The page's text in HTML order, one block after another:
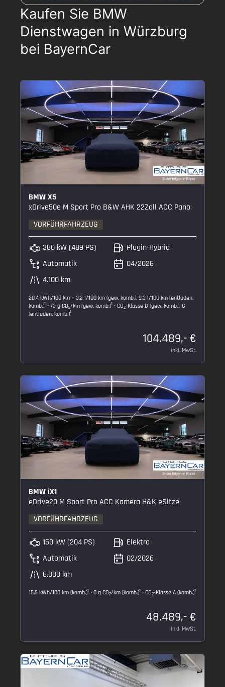
Kaufen Sie BMW
Dienstwagen in Würzburg
bei BayernCar
BMW X5
xDrive50e M Sport Pro B&W AHK 22Zoll ACC Pano
VORFÜHRFAHRZEUG
360 kW (489 PS)
Automatik
4.100 km
Plugin-Hybrid
04/2026
20,4 kWh/100 km + 3,2 l/100 km (gew. komb.), 9,3 l/100 km (entladen,
komb.)1 • 73 g CO2/km (gew. komb.)1 • CO2-Klasse B (gew. komb.), G
(entladen, komb.)1
104.489,- €
inkl. MwSt.
BMW iX1
eDrive20 M Sport Pro ACC Kamera H&K eSitze
VORFÜHRFAHRZEUG
150 kW (204 PS)
Automatik
6.000 km
Elektro
02/2026
15,5 kWh/100 km (komb.)1 • 0 g CO2/km (komb.)1 • CO2-Klasse A (komb.)1
48.489,- €
inkl. MwSt.